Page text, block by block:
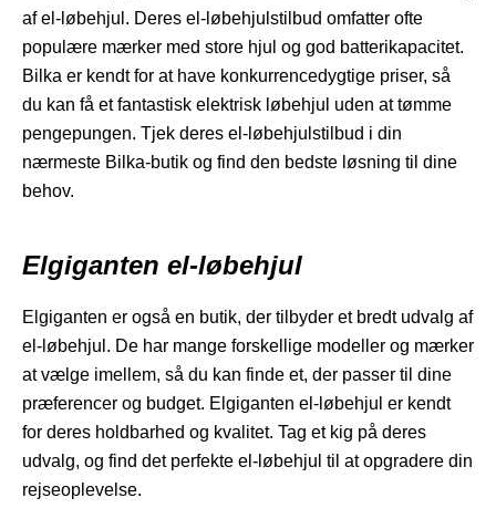
af el-løbehjul. Deres el-løbehjulstilbud omfatter ofte
populære mærker med store hjul og god batterikapacitet.
Bilka er kendt for at have konkurrencedygtige priser, så
du kan få et fantastisk elektrisk løbehjul uden at tømme
pengepungen. Tjek deres el-løbehjulstilbud i din
nærmeste Bilka-butik og find den bedste løsning til dine
behov.
Elgiganten el-løbehjul
Elgiganten er også en butik, der tilbyder et bredt udvalg af
el-løbehjul. De har mange forskellige modeller og mærker
at vælge imellem, så du kan finde et, der passer til dine
præferencer og budget. Elgiganten el-løbehjul er kendt
for deres holdbarhed og kvalitet. Tag et kig på deres
udvalg, og find det perfekte el-løbehjul til at opgradere din
rejseoplevelse.